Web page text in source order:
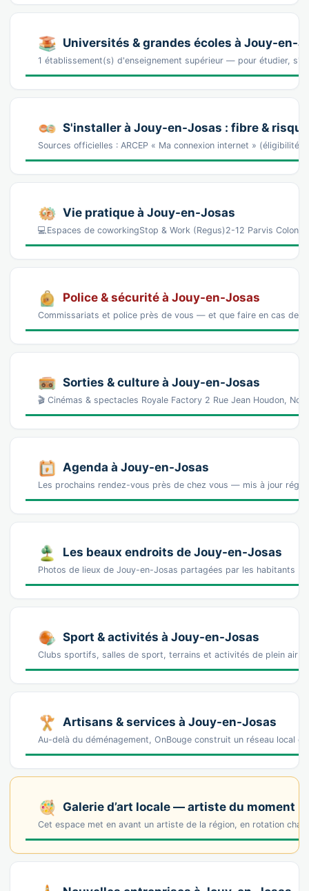
Universités & grandes écoles à Jouy-en-
1 établissement(s) d'enseignement supérieur — pour étudier,
S'installer à Jouy-en-Josas : fibre &
Sources officielles : ARCEP « Ma connexion internet » (éligibilité
Vie pratique à Jouy-en-Josas
💻Espaces de coworkingStop & Work (Regus)2-12 Parvis
Police & sécurité à Jouy-en-Josas
Commissariats et police près de vous — et que faire en cas de
Sorties & culture à Jouy-en-Josas
🎬 Cinémas & spectacles Royale Factory 2 Rue Jean Houdon,
Agenda à Jouy-en-Josas
Les prochains rendez-vous près de chez vous — mis à jour
Les beaux endroits de Jouy-en-Josas
Photos de lieux de Jouy-en-Josas partagées par les habitants
Sport & activités à Jouy-en-Josas
Clubs sportifs, salles de sport, terrains et activités de plein air
Artisans & services à Jouy-en-Josas
Au-delà du déménagement, OnBouge construit un réseau local
Galerie d’art locale — artiste du moment
Cet espace met en avant un artiste de la région, en rotation